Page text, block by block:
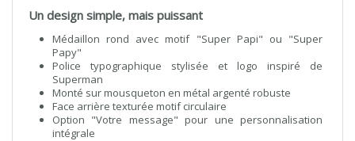
Un design simple, mais puissant
Médaillon rond avec motif "Super Papi" ou "Super
Papy"
Police typographique stylisée et logo inspiré de
Superman
Monté sur mousqueton en métal argenté robuste
Face arrière texturée motif circulaire
Option "Votre message" pour une personnalisation
intégrale